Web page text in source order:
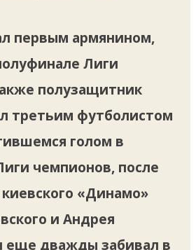
первым армянином,
Лиги
полузащитник
третьим футболистом
голом в
чемпионов, после
«Динамо»
и Андрея
еще дважды забивал в